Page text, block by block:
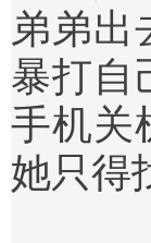
弟弟出
暴打自
手机关
她只得